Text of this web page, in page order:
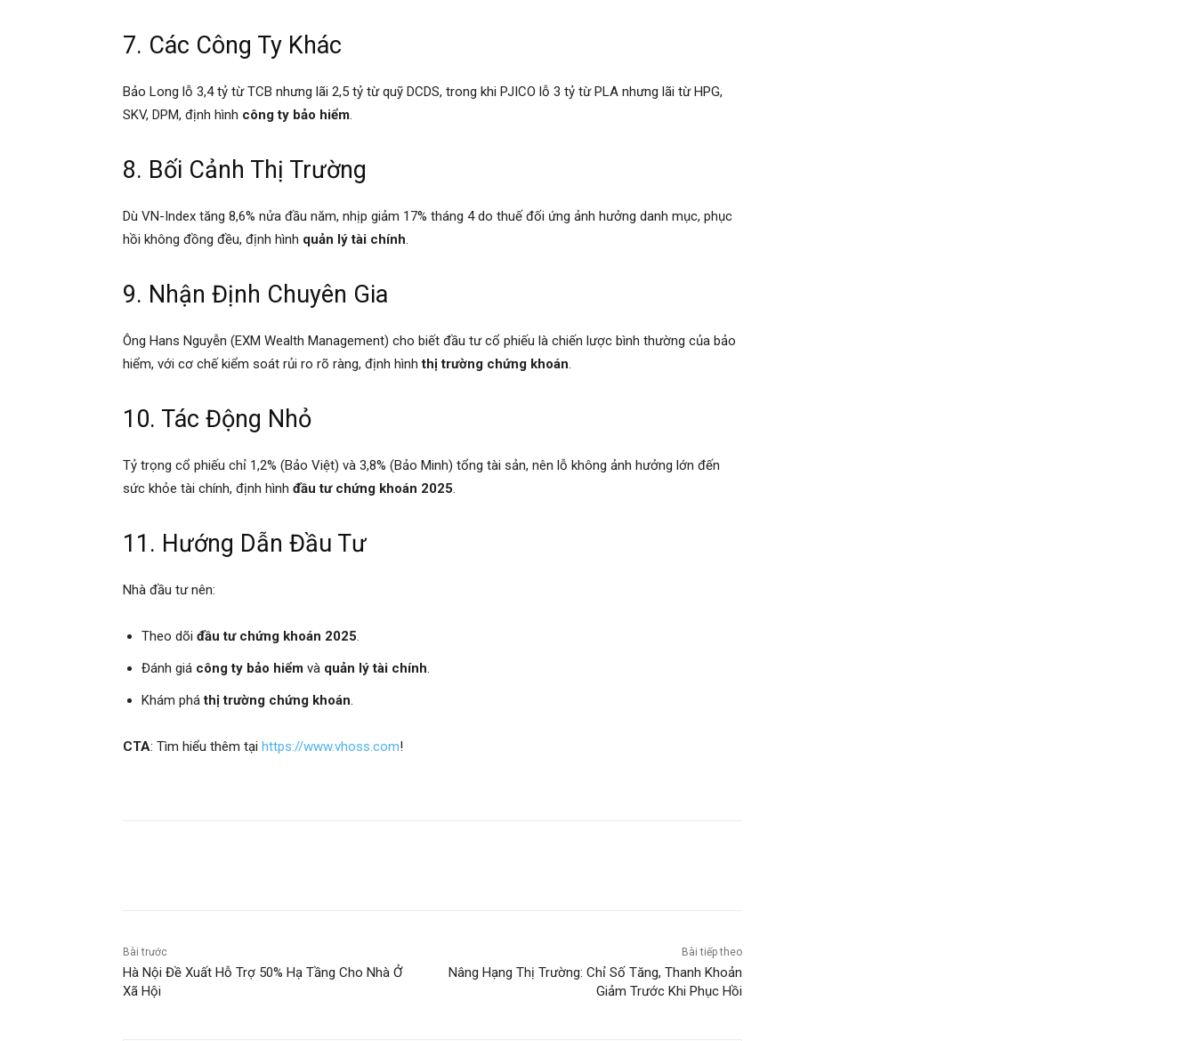
7. Các Công Ty Khác
Bảo Long lỗ 3,4 tỷ từ TCB nhưng lãi 2,5 tỷ từ quỹ DCDS, trong khi PJICO lỗ 3 tỷ từ PLA nhưng lãi từ HPG,
SKV, DPM, định hình công ty bảo hiểm.
8. Bối Cảnh Thị Trường
Dù VN-Index tăng 8,6% nửa đầu năm, nhịp giảm 17% tháng 4 do thuế đối ứng ảnh hưởng danh mục, phục
hồi không đồng đều, định hình quản lý tài chính.
9. Nhận Định Chuyên Gia
Ông Hans Nguyễn (EXM Wealth Management) cho biết đầu tư cổ phiếu là chiến lược bình thường của bảo
hiểm, với cơ chế kiểm soát rủi ro rõ ràng, định hìnhthị trường chứng khoán.
10. Tác Động Nhỏ
Tỷ trọng cổ phiếu chỉ 1,2% (Bảo Việt) và 3,8% (Bảo Minh) tổng tài sản, nên lỗ không ảnh hưởng lớn đến
sức khỏe tài chính, định hình đầu tư chứng khoán 2025.
11. Hướng Dẫn Đầu Tư
Nhà đầu tư nên:
Theo dõi đầu tư chứng khoán 2025.
Đánh giá công ty bảo hiểm và quản lý tài chính.
Khám pháthị trường chứng khoán.
CTA: Tìm hiểu thêm tại https://www.vhoss.com!
Bài trước
Hà Nội Đề Xuất Hỗ Trợ 50% Hạ Tầng Cho Nhà Ở
Xã Hội
Bài tiếp theo
Nâng Hạng Thị Trường: Chỉ Số Tăng, Thanh Khoản
Giảm Trước Khi Phục Hồi